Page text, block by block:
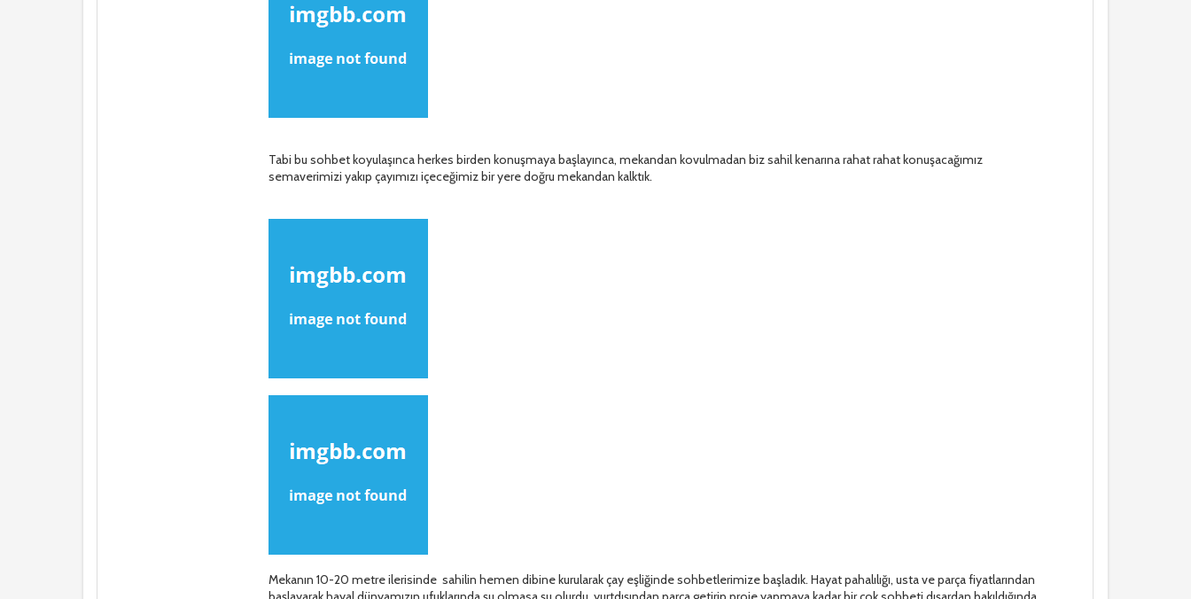
Tabi bu sohbet koyulaşınca herkes birden konuşmaya başlayınca, mekandan kovulmadan biz sahil kenarına rahat rahat konuşacağımız
semaverimizi yakıp çayımızı içeceğimiz bir yere doğru mekandan kalktık.
Mekanın 10-20 metre ilerisinde sahilin hemen dibine kurularak çay eşliğinde sohbetlerimize başladık. Hayat pahalılığı, usta ve parça fiyatlarından